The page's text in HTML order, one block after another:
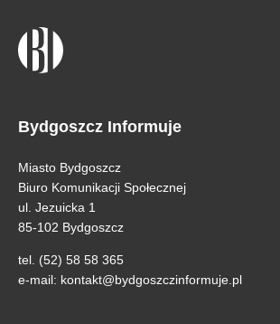
Bydgoszcz Informuje
Miasto Bydgoszcz
Biuro Komunikacji Społecznej
ul. Jezuicka 1
85-102 Bydgoszcz
tel. (52) 58 58 365
e-mail: kontakt@bydgoszczinformuje.pl